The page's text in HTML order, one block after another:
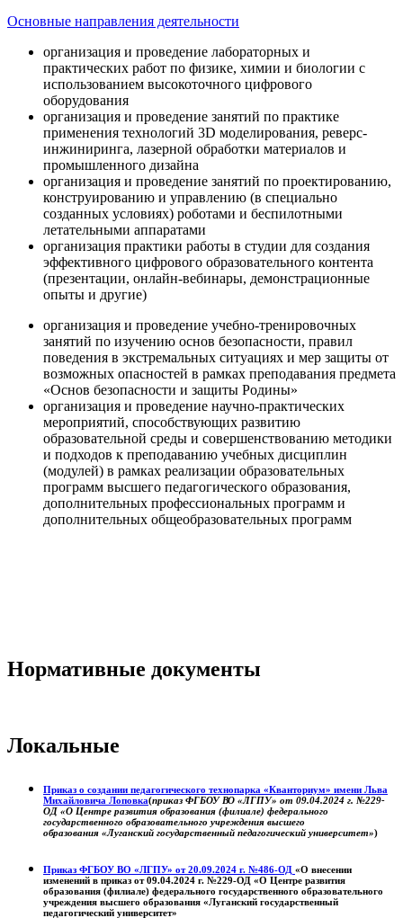
Основные направления деятельности
организация и проведение лабораторных и
практических работ по физике, химии и биологии с
использованием высокоточного цифрового
оборудования
организация и проведение занятий по практике
применения технологий 3D моделирования, реверс-
инжиниринга, лазерной обработки материалов и
промышленного дизайна
организация и проведение занятий по проектированию,
конструированию и управлению (в специально
созданных условиях) роботами и беспилотными
летательными аппаратами
организация практики работы в студии для создания
эффективного цифрового образовательного контента
(презентации, онлайн-вебинары, демонстрационные
опыты и другие)
организация и проведение учебно-тренировочных
занятий по изучению основ безопасности, правил
поведения в экстремальных ситуациях и мер защиты от
возможных опасностей в рамках преподавания предмета
«Основ безопасности и защиты Родины»
организация и проведение научно-практических
мероприятий, способствующих развитию
образовательной среды и совершенствованию методики
и подходов к преподаванию учебных дисциплин
(модулей) в рамках реализации образовательных
программ высшего педагогического образования,
дополнительных профессиональных программ и
дополнительных общеобразовательных программ
Нормативные документы
Локальные
Приказ о создании педагогического технопарка «Кванториум» имени Льва
Михайловича Лоповка(приказ ФГБОУ ВО «ЛГПУ» от 09.04.2024 г. №229-
ОД «О Центре развития образования (филиале) федерального
государственного образовательного учреждения высшего
образования «Луганский государственный педагогический университет»)
Приказ ФГБОУ ВО «ЛГПУ» от 20.09.2024 г. №486-ОД «О внесении
изменений в приказ от 09.04.2024 г. №229-ОД «О Центре развития
образования (филиале) федерального государственного образовательного
учреждения высшего образования «Луганский государственный
педагогический университет»